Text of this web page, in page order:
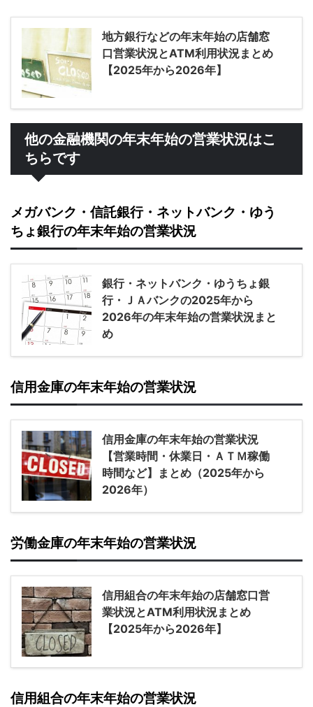
地方銀行などの年末年始の店舗窓
口営業状況とATM利用状況まとめ
【2025年から2026年】
他の金融機関の年末年始の営業状況はこ
ちらです
メガバンク・信託銀行・ネットバンク・ゆう
ちょ銀行の年末年始の営業状況
銀行・ネットバンク・ゆうちょ銀
行・ＪＡバンクの2025年から
2026年の年末年始の営業状況まと
め
信用金庫の年末年始の営業状況
信用金庫の年末年始の営業状況
【営業時間・休業日・ＡＴＭ稼働
時間など】まとめ（2025年から
2026年）
労働金庫の年末年始の営業状況
信用組合の年末年始の店舗窓口営
業状況とATM利用状況まとめ
【2025年から2026年】
信用組合の年末年始の営業状況